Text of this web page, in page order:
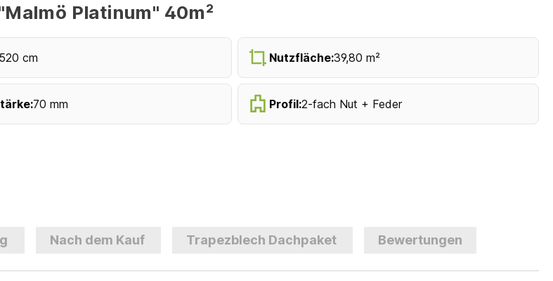
Platinum" 40m²
520 cm Nutzfläche:39,80 m²
70 mm Profil:2-fach Nut + Feder
Nach dem Kauf Trapezblech Dachpaket Bewertungen